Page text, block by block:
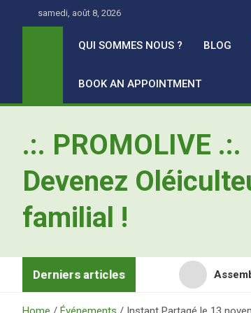
samedi, août 8, 2026
QUI SOMMES NOUS ? BLOG
BOOK AN APPOINTMENT
.:. PROMOLIVE .:.
Devenez
familial !
Derniers articles